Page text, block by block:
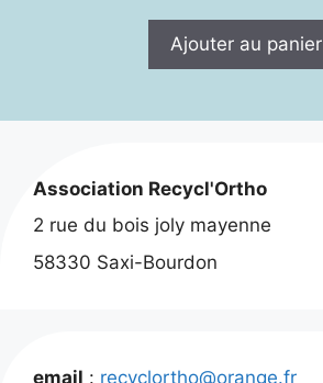
Ajouter au panier
Association Recycl'Ortho
2 rue du bois joly mayenne
58330 Saxi-Bourdon
email : recyclortho@orange.fr